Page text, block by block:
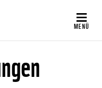
MENÜ